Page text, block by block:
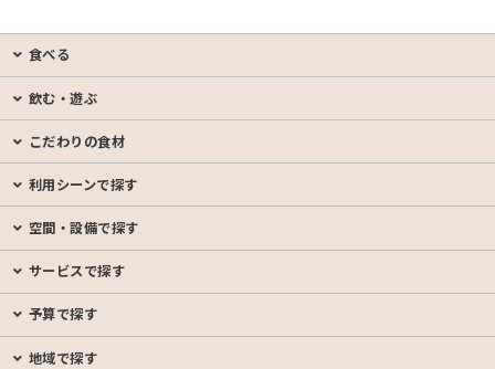
食べる
飲む・遊ぶ
こだわりの食材
利用シーンで探す
空間・設備で探す
サービスで探す
予算で探す
地域で探す